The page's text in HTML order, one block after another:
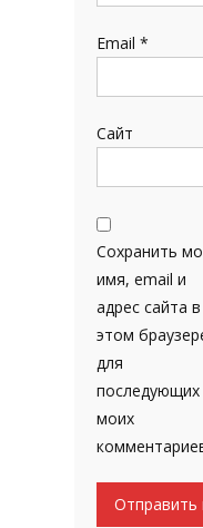
Email*
Сайт
Сохранить
имя, email и
адрес сайта в
этом
для
последующих
моих